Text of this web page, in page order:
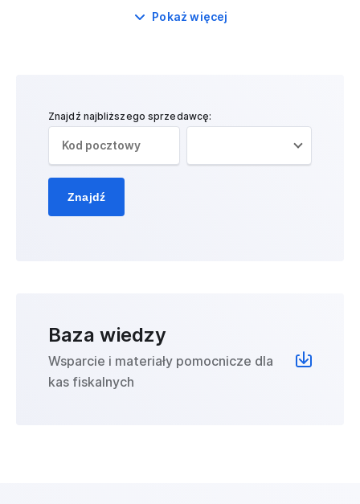
Pokaż więcej
Znajdź najbliższego sprzedawcę:
Znajdź
Baza wiedzy
Wsparcie i materiały pomocnicze dla
kas fiskalnych